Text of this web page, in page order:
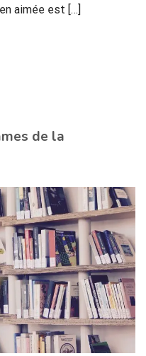
aimée est […]
de la